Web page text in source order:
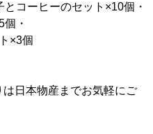
コーヒーのセット×10個・
・
×3個
日本物産までお気軽にご